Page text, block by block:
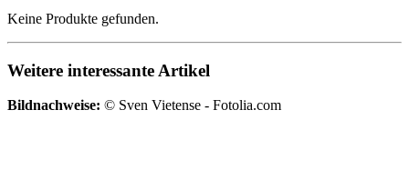
Keine Produkte gefunden.
Weitere interessante Artikel
Bildnachweise: © Sven Vietense - Fotolia.com